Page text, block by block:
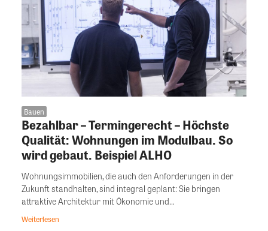
Bauen
Bezahlbar – Termingerecht – Höchste
Qualität: Wohnungen im Modulbau. So
wird gebaut. Beispiel ALHO
Wohnungsimmobilien, die auch den Anforderungen in der
Zukunft standhalten, sind integral geplant: Sie bringen
attraktive Architektur mit Ökonomie und...
Weiterlesen